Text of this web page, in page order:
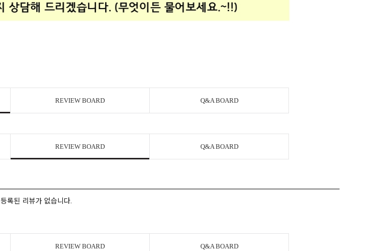
REVIEW BOARD Q&A BOARD
REVIEW BOARD Q&A BOARD
등록된 리뷰가 없습니다.
REVIEW BOARD Q&A BOARD